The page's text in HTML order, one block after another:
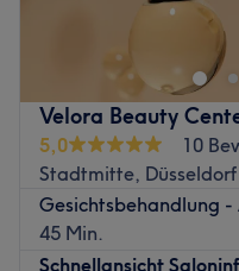
Velora Beauty
5,0
10
Stadtmitte, Düsseldorf
Gesichtsbehandlung -
45 Min.
Schnellansicht